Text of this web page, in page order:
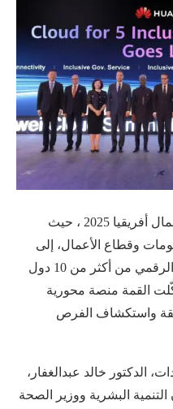
اختُتمت بنجاح قمة هواوي كلاود شمال أفريقيا 2025 ، حيث
قادة الحكومات وقطاع الأعمال، إلى
جانب شركاء رئيسيين في النظام الرقمي من أكثر من 10 دول
القمة منصة محورية
واستكشاف الفرص
الدكتور خالد عبدالغفار،
البشرية ووزير الصحة